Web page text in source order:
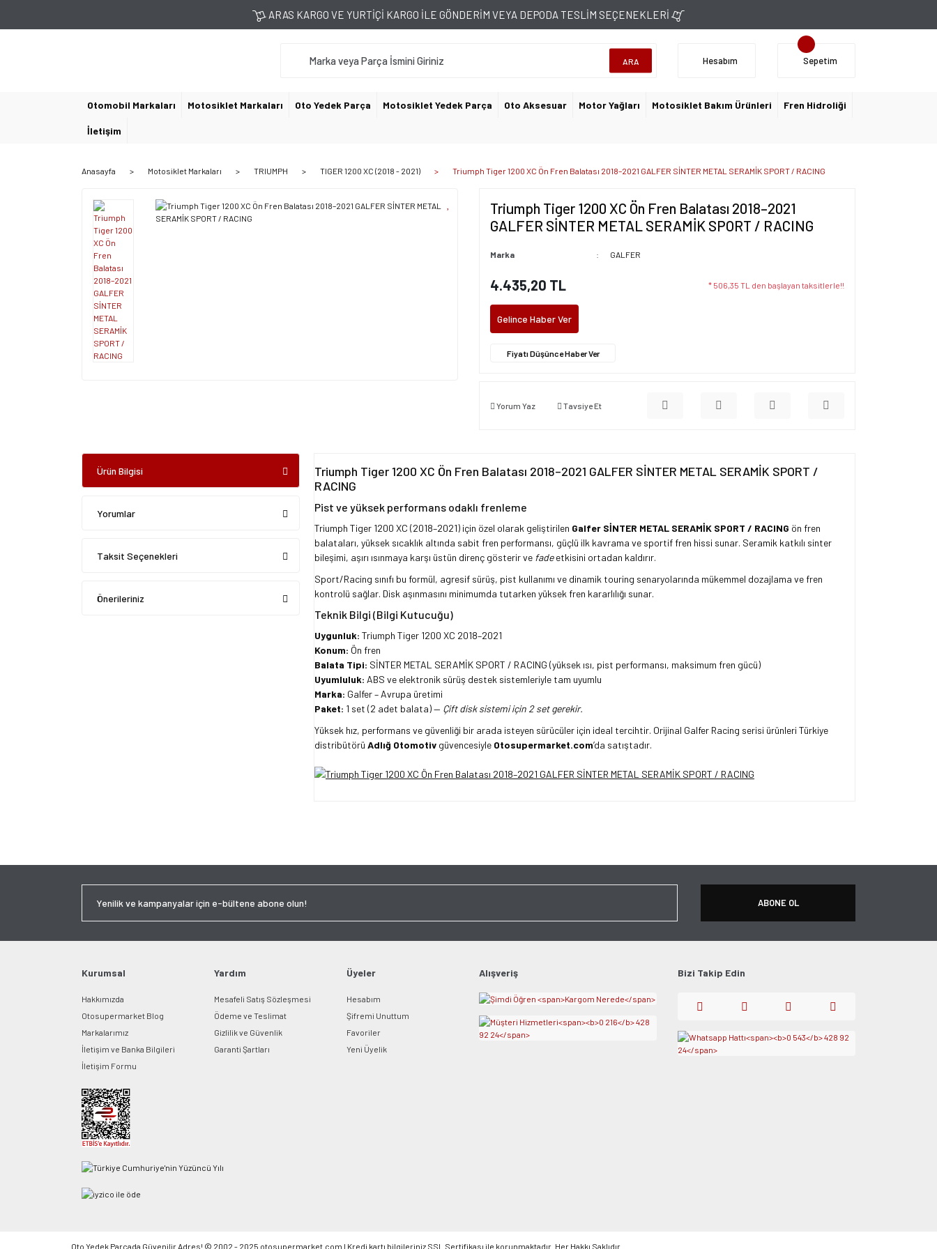
ARAS KARGO VE YURTİÇİ KARGO İLE GÖNDERİM VEYA DEPODA TESLİM SEÇENEKLERİ
ARA Hesabım Sepetim
Otomobil Markaları Motosiklet Markaları Oto Yedek Parça Motosiklet Yedek Parça Oto Aksesuar Motor Yağları Motosiklet Bakım Ürünleri Fren Hidroliği
İletişim
Anasayfa Motosiklet Markaları TRIUMPH TIGER 1200 XC (2018 - 2021) Triumph Tiger 1200 XC Ön Fren Balatası 2018–2021 GALFER SİNTER METAL SERAMİK SPORT / RACING
Triumph Tiger 1200 XC Ön Fren Balatası 2018–2021
GALFER SİNTER METAL SERAMİK SPORT / RACING
Marka GALFER
4.435,20 TL * 506,35 TL den başlayan taksitlerle!!
Gelince Haber Ver
Fiyatı Düşünce Haber Ver
Yorum Yaz Tavsiye Et
Ürün Bilgisi
Yorumlar
Taksit Seçenekleri
Önerileriniz
Triumph Tiger 1200 XC Ön Fren Balatası 2018–2021 GALFER SİNTER METAL SERAMİK SPORT /
RACING
Pist ve yüksek performans odaklı frenleme
Triumph Tiger 1200 XC (2018–2021) için özel olarak geliştirilen Galfer SİNTER METAL SERAMİK SPORT / RACING ön fren
balataları, yüksek sıcaklık altında sabit fren performansı, güçlü ilk kavrama ve sportif fren hissi sunar. Seramik katkılı sinter
bileşimi, aşırı ısınmaya karşı üstün direnç gösterir ve fadeetkisini ortadan kaldırır.
Sport/Racing sınıfı bu formül, agresif sürüş, pist kullanımı ve dinamik touring senaryolarında mükemmel dozajlama ve fren
kontrolü sağlar. Disk aşınmasını minimumda tutarken yüksek fren kararlılığı sunar.
Teknik Bilgi (Bilgi Kutucuğu)
Uygunluk: Triumph Tiger 1200 XC 2018–2021
Konum: Ön fren
Balata Tipi: SİNTER METAL SERAMİK SPORT / RACING (yüksek ısı, pist performansı, maksimum fren gücü)
Uyumluluk: ABS ve elektronik sürüş destek sistemleriyle tam uyumlu
Marka: Galfer – Avrupa üretimi
Paket: 1 set (2 adet balata) — Çift disk sistemi için 2 set gerekir.
Yüksek hız, performans ve güvenliği bir arada isteyen sürücüler için ideal tercihtir. Orijinal Galfer Racing serisi ürünleri Türkiye
distribütörü Adlığ Otomotiv güvencesiyle Otosupermarket.com’da satıştadır.
ABONE OL
Kurumsal
Hakkımızda
Otosupermarket Blog
Markalarımız
İletişim ve Banka Bilgileri
İletişim Formu
Yardım
Mesafeli Satış Sözleşmesi
Ödeme ve Teslimat
Gizlilik ve Güvenlik
Garanti Şartları
Üyeler
Hesabım
Şifremi Unuttum
Favoriler
Yeni Üyelik
Alışveriş Bizi Takip Edin
Oto Yedek Parçada Güvenilir Adres! © 2002 - 2025 otosupermarket.com l Kredi kartı bilgileriniz SSL Sertifikası ile korunmaktadır. Her Hakkı Saklıdır.